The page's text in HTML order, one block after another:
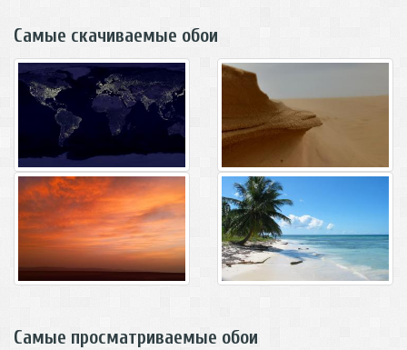
Самые скачиваемые обои
Самые просматриваемые обои